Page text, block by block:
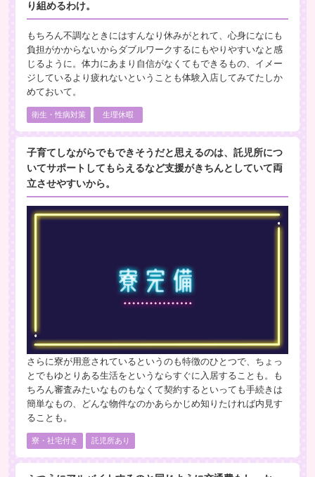
り組めるわけ。
もちろん不調なときにはすんなり休みがとれて、心身になにも
負担がかからないからダブルワークするにもやりやすいなと感
じるように。体力にあまり自信がなくてもできるもの、イメー
ジしているより疲れないということも体験入店してみてたしか
めておいて。
衛生・性病対策 生理休暇
子育てしながらでもできそうだと思えるのは、託児所につ
いてサポートしてもらえるなど支援がきちんとしていて両
立させやすいから。
さらに寮が用意されているというのも特徴のひとつで、ちょっ
とでもゆとりある生活をというならすぐに入居することも。も
ちろん審査みたいなものもなくて契約するといっても手続きは
簡単なもの、どんな物件なのかあらかじめ知りたければ内見す
ることも。
寮・社宅付き 託児所あり